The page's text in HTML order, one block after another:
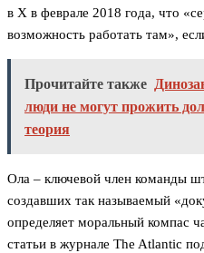
в X в феврале 2018 года, что
возможность работать там»,
Прочитайте также
люди не могут прожить
теория
Ола – ключевой член команды
создавших так называемый
определяет моральный компас
статьи в журнале The Atlantic